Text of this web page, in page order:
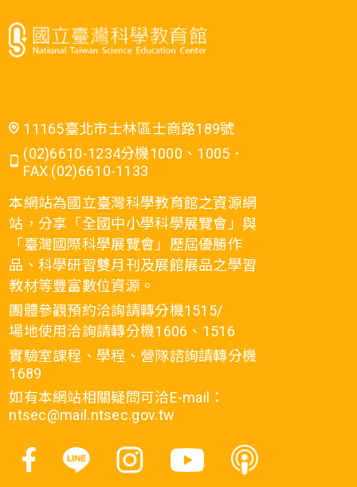
11165臺北市士林區士商路189號
(02)6610-1234分機1000、1005．
FAX (02)6610-1133
本網站為國立臺灣科學教育館之資源網
站，分享「全國中小學科學展覽會」與
「臺灣國際科學展覽會」歷屆優勝作
品、科學研習雙月刊及展館展品之學習
教材等豐富數位資源。
團體參觀預約洽詢請轉分機1515/
場地使用洽詢請轉分機1606、1516
實驗室課程、學程、營隊諮詢請轉分機
1689
如有本網站相關疑問可洽E-mail：
ntsec@mail.ntsec.gov.tw